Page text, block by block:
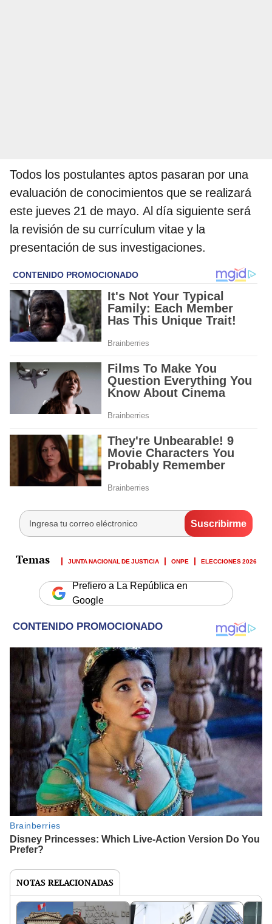
Todos los postulantes aptos pasaran por una
evaluación de conocimientos que se realizará
este jueves 21 de mayo. Al día siguiente será
la revisión de su currículum vitae y la
presentación de sus investigaciones.
JUNTA NACIONAL DE JUSTICIA ONPE ELECCIONES 2026
Prefiero a La República en
Google
NOTAS RELACIONADAS